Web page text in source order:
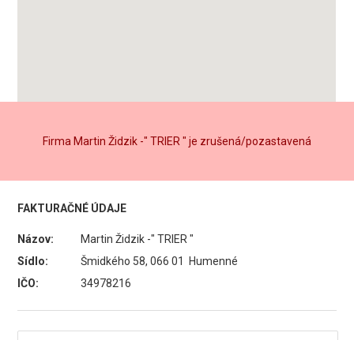
Firma Martin Židzik -" TRIER " je zrušená/pozastavená
FAKTURAČNÉ ÚDAJE
Názov:
Martin Židzik -" TRIER "
Sídlo:
Šmidkého 58, 066 01 Humenné
IČO:
34978216